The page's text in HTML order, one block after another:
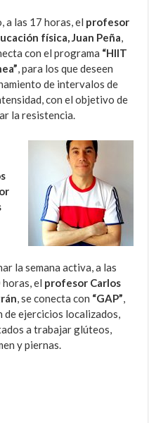
a las 17 horas, el profesor
física, Juan Peña,
con el programa “HIIT
, para los que deseen
de intervalos de
con el objetivo de
la resistencia.
la semana activa, a las
el profesor Carlos
, se conecta con “GAP”,
de ejercicios localizados,
a trabajar glúteos,
y piernas.